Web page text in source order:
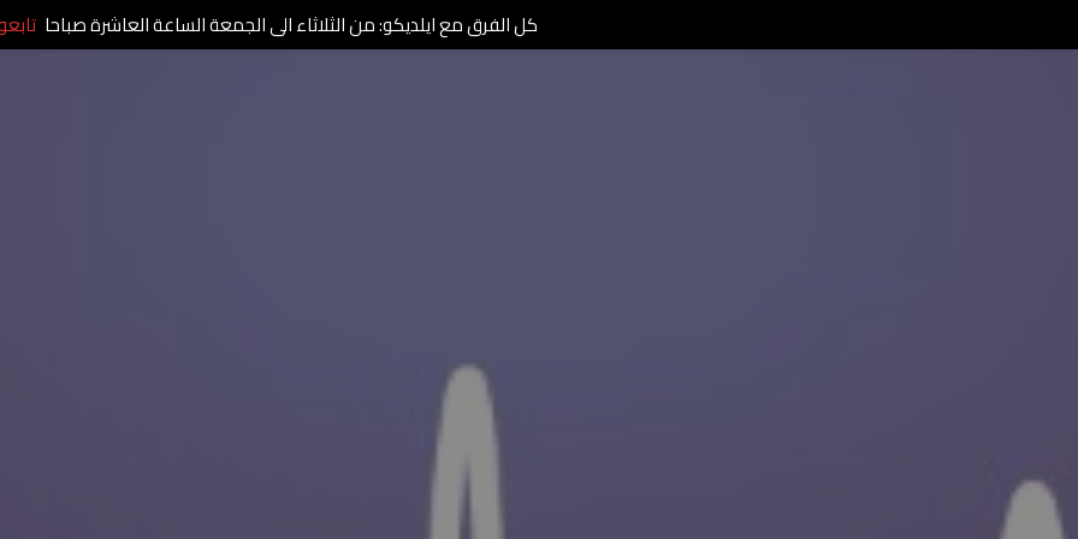
كل الفرق مع ايلديكو: من الثلاثاء الى الجمعة الساعة العاشرة صباحا